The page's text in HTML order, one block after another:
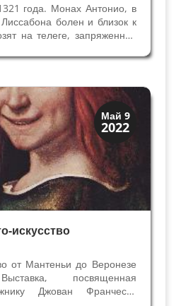
года. Монах Антонио, в
болен и близок к
на телеге, запряженной
в котором он хочет
Май 9
2022
искусство
от Мантеньи до Веронезе
посвященная
Джован Франческо